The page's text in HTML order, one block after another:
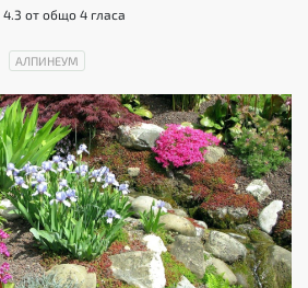
4.3 от общо 4 гласа
АЛПИНЕУМ